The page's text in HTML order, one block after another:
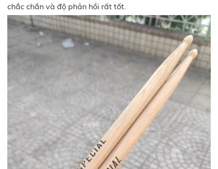
chắc chắn và độ phản hồi rất tốt.